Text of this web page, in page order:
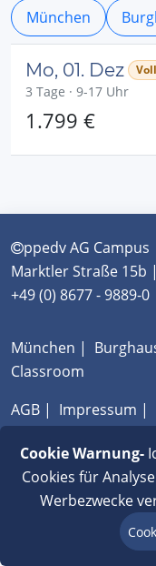
München
Mo, 01. Dez
3 Tage · 9-17 Uhr
1.799 €
ppedv AG Campus
Marktler Straße 15b
+49 (0) 8677 - 9889-
München |
Classroom
AGB | Impressum |
Cookie Warnung-
Cookies für
Werbezwecke